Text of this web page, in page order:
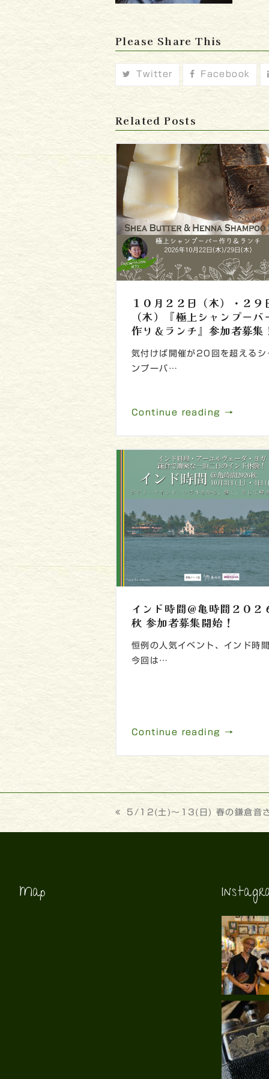
Please Share This
Twitter Facebook
Related Posts
１０月２２日（木）・２９
（木）『極上シャンプーバ
作り＆ランチ』参加者募集
気付けば開催が20回を超えるシ
ンプーバ…
Continue reading →
インド時間＠亀時間２０２
秋 参加者募集開始！
恒例の人気イベント、インド時
今回は…
Continue reading →
previous
5/12(土)～13(日) 春の鎌倉音
Map